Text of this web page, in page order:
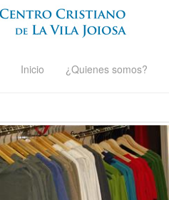
Inicio ¿Quienes somos?